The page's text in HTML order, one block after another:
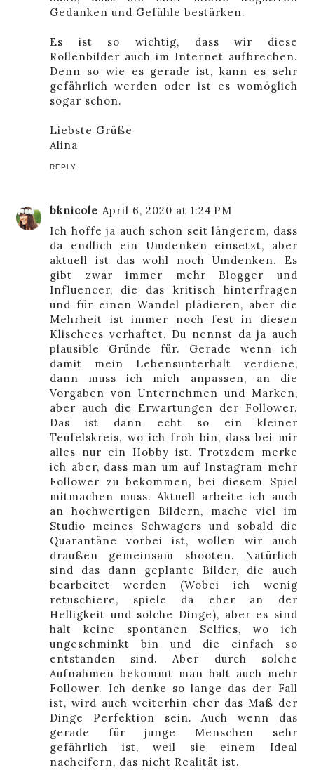
Gedanken und Gefühle bestärken.
Es ist so wichtig, dass wir diese
Rollenbilder auch im Internet aufbrechen.
Denn so wie es gerade ist, kann es sehr
gefährlich werden oder ist es womöglich
sogar schon.
Liebste Grüße
Alina
REPLY
bknicole April 6, 2020 at 1:24 PM
Ich hoffe ja auch schon seit längerem, dass
da endlich ein Umdenken einsetzt, aber
aktuell ist das wohl noch Umdenken. Es
gibt zwar immer mehr Blogger und
Influencer, die das kritisch hinterfragen
und für einen Wandel plädieren, aber die
Mehrheit ist immer noch fest in diesen
Klischees verhaftet. Du nennst da ja auch
plausible Gründe für. Gerade wenn ich
damit mein Lebensunterhalt verdiene,
dann muss ich mich anpassen, an die
Vorgaben von Unternehmen und Marken,
aber auch die Erwartungen der Follower.
Das ist dann echt so ein kleiner
Teufelskreis, wo ich froh bin, dass bei mir
alles nur ein Hobby ist. Trotzdem merke
ich aber, dass man um auf Instagram mehr
Follower zu bekommen, bei diesem Spiel
mitmachen muss. Aktuell arbeite ich auch
an hochwertigen Bildern, mache viel im
Studio meines Schwagers und sobald die
Quarantäne vorbei ist, wollen wir auch
draußen gemeinsam shooten. Natürlich
sind das dann geplante Bilder, die auch
bearbeitet werden (Wobei ich wenig
retuschiere, spiele da eher an der
Helligkeit und solche Dinge), aber es sind
halt keine spontanen Selfies, wo ich
ungeschminkt bin und die einfach so
entstanden sind. Aber durch solche
Aufnahmen bekommt man halt auch mehr
Follower. Ich denke so lange das der Fall
ist, wird auch weiterhin eher das Maß der
Dinge Perfektion sein. Auch wenn das
gerade für junge Menschen sehr
gefährlich ist, weil sie einem Ideal
nacheifern, das nicht Realität ist.